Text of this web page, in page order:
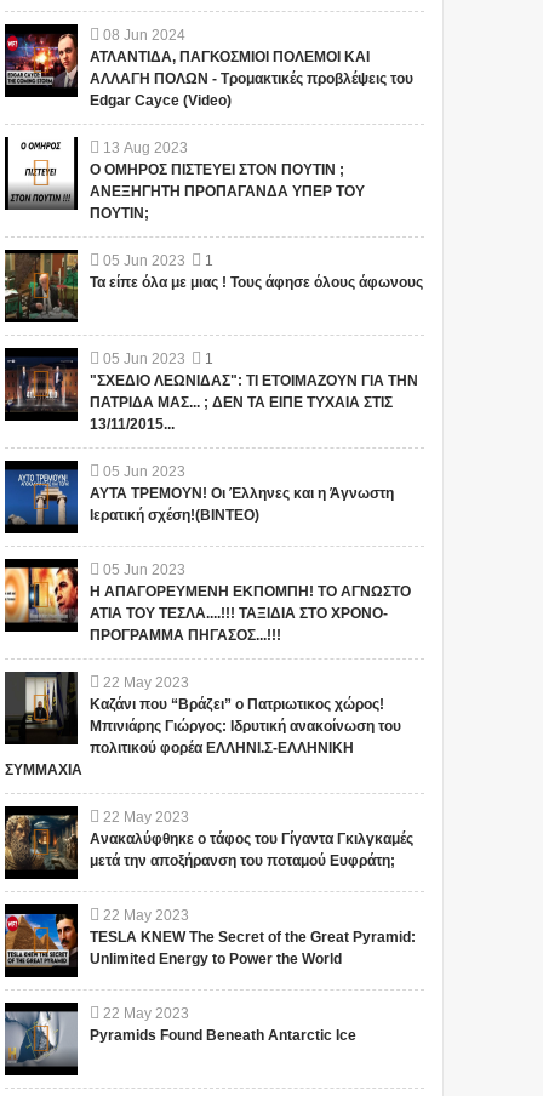
08 Jun 2024
ΑΤΛΑΝΤΙΔΑ, ΠΑΓΚΟΣΜΙΟΙ ΠΟΛΕΜΟΙ ΚΑΙ
ΑΛΛΑΓΗ ΠΟΛΩΝ - Τρομακτικές προβλέψεις του
Edgar Cayce (Video)
13 Aug 2023
Ο ΟΜΗΡΟΣ ΠΙΣΤΕΥΕΙ ΣΤΟΝ ΠΟΥΤΙΝ ;
ΑΝΕΞΗΓΗΤΗ ΠΡΟΠΑΓΑΝΔΑ ΥΠΕΡ ΤΟΥ
ΠΟΥΤΙΝ;
05 Jun 2023
1
Τα είπε όλα με μιας ! Τους άφησε όλους άφωνους
05 Jun 2023
1
"ΣΧΕΔΙΟ ΛΕΩΝΙΔΑΣ": ΤΙ ΕΤΟΙΜΑΖΟΥΝ ΓΙΑ ΤΗΝ
ΠΑΤΡΙΔΑ ΜΑΣ... ; ΔΕΝ ΤΑ ΕΙΠΕ ΤΥΧΑΙΑ ΣΤΙΣ
13/11/2015...
05 Jun 2023
ΑΥΤΑ ΤΡΕΜΟΥΝ! Οι Έλληνες και η Άγνωστη
Ιερατική σχέση!(ΒΙΝΤΕΟ)
05 Jun 2023
Η ΑΠΑΓΟΡΕΥΜΕΝΗ ΕΚΠΟΜΠΗ! ΤΟ ΑΓΝΩΣΤΟ
ΑΤΙΑ ΤΟΥ ΤΕΣΛΑ....!!! ΤΑΞΙΔΙΑ ΣΤΟ ΧΡΟΝΟ-
ΠΡΟΓΡΑΜΜΑ ΠΗΓΑΣΟΣ...!!!
22 May 2023
Καζάνι που “Βράζει” ο Πατριωτικος χώρος!
Μπινιάρης Γιώργος: Ιδρυτική ανακοίνωση του
πολιτικού φορέα ΕΛΛΗΝΙ.Σ-ΕΛΛΗΝΙΚΗ
ΣΥΜΜΑΧΙΑ
22 May 2023
Ανακαλύφθηκε ο τάφος του Γίγαντα Γκιλγκαμές
μετά την αποξήρανση του ποταμού Ευφράτη;
22 May 2023
TESLA KNEW The Secret of the Great Pyramid:
Unlimited Energy to Power the World
22 May 2023
Pyramids Found Beneath Antarctic Ice